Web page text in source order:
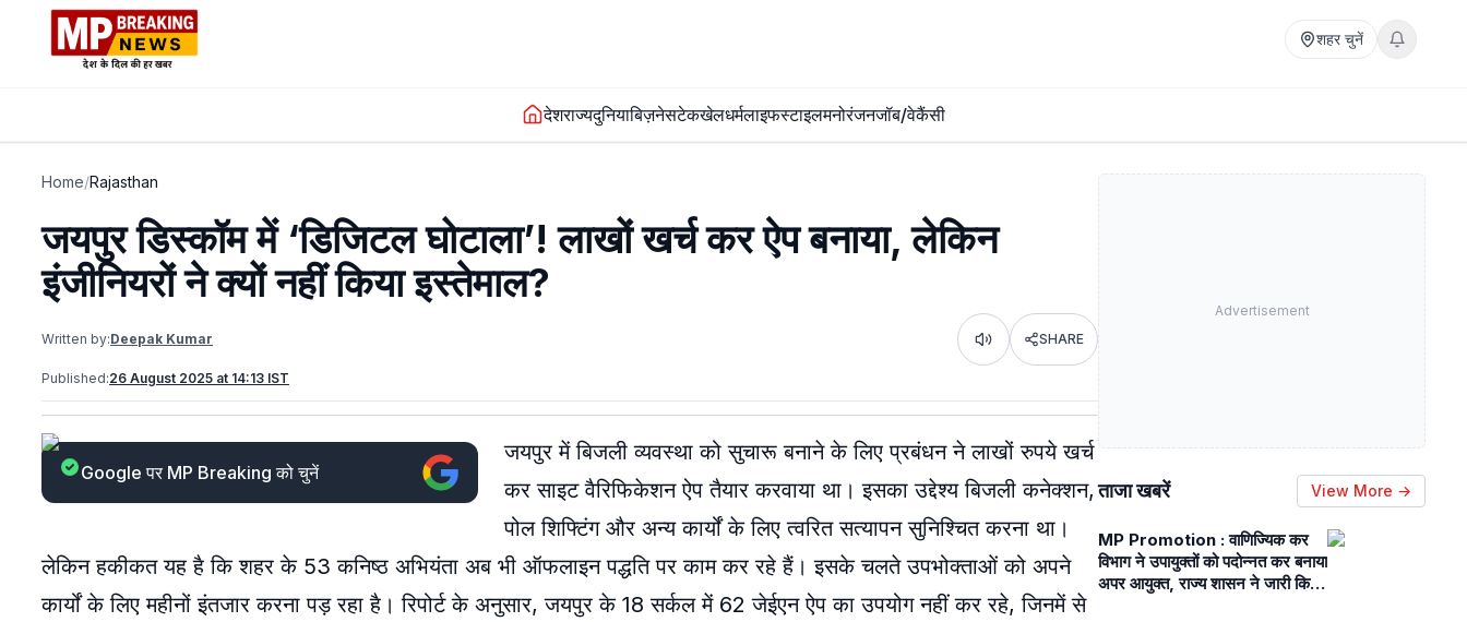
शहर चुनें
देशराज्यदुनियाबिज़नेसटेकखेलधर्मलाइफस्टाइलमनोरंजनजॉब/वेकैंसी
Home/Rajasthan
जयपुर डिस्कॉम में ‘डिजिटल घोटाला’! लाखों खर्च कर ऐप बनाया, लेकिन
इंजीनियरों ने क्यों नहीं किया इस्तेमाल?
Written by:Deepak Kumar Listen SHARE
Published:26 August 2025 at 14:13 IST
Google पर MP Breaking को चुनें
जयपुर में बिजली व्यवस्था को सुचारू बनाने के लिए प्रबंधन ने लाखों रुपये खर्च
कर साइट वैरिफिकेशन ऐप तैयार करवाया था। इसका उद्देश्य बिजली कनेक्शन,
पोल शिफ्टिंग और अन्य कार्यों के लिए त्वरित सत्यापन सुनिश्चित करना था।
लेकिन हकीकत यह है कि शहर के 53 कनिष्ठ अभियंता अब भी ऑफलाइन पद्धति पर काम कर रहे हैं। इसके चलते उपभोक्ताओं को अपने
कार्यों के लिए महीनों इंतजार करना पड़ रहा है। रिपोर्ट के अनुसार, जयपुर के 18 सर्कल में 62 जेईएन ऐप का उपयोग नहीं कर रहे, जिनमें से
Advertisement
ताजा खबरें View More →
MP Promotion : वाणिज्यिक कर
विभाग ने उपायुक्तों को पदोन्नत कर बनाया
अपर आयुक्त, राज्य शासन ने जारी किये